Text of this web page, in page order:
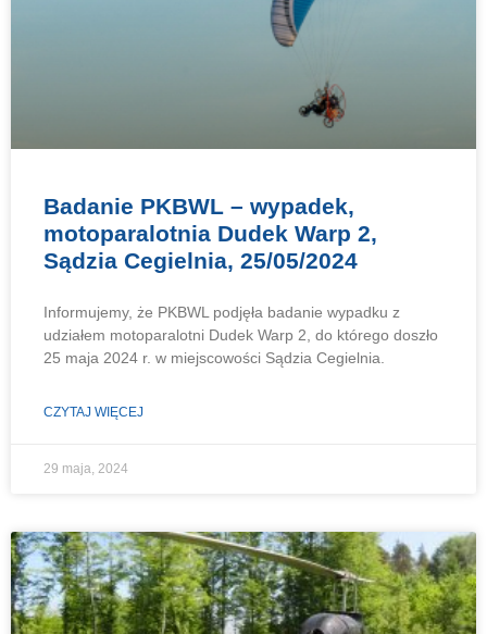
Badanie PKBWL – wypadek,
motoparalotnia Dudek Warp 2,
Sądzia Cegielnia, 25/05/2024
Informujemy, że PKBWL podjęła badanie wypadku z
udziałem motoparalotni Dudek Warp 2, do którego doszło
25 maja 2024 r. w miejscowości Sądzia Cegielnia.
CZYTAJ WIĘCEJ
29 maja, 2024